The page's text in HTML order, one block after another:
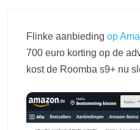
Flinke aanbieding op
700 euro korting op de
kost de Roomba s9+ nu